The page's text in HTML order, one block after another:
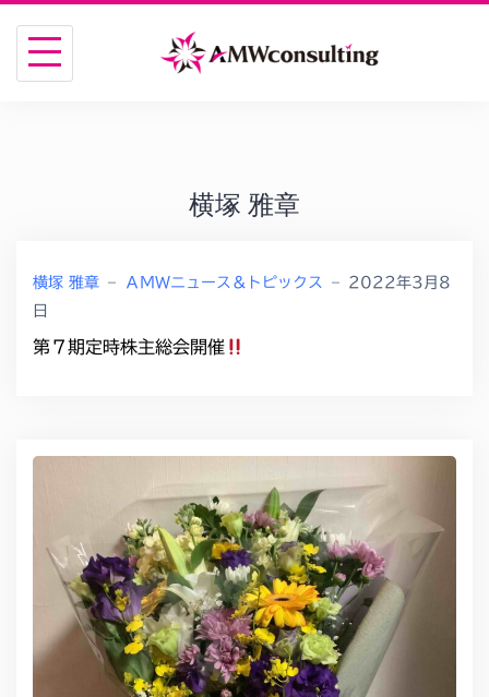
横塚 雅章
横塚 雅章 – ＡＭＷニュース＆トピックス –
2022年3月8
日
第７期定時株主総会開催